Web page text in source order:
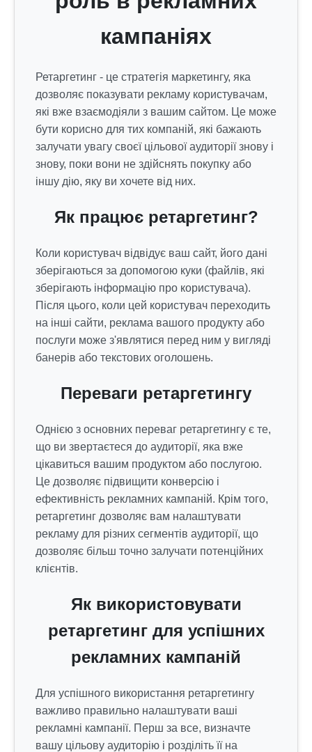
кампаніях
Ретаргетинг - це стратегія маркетингу, яка
дозволяє показувати рекламу користувачам,
які вже взаємодіяли з вашим сайтом. Це може
бути корисно для тих компаній, які бажають
залучати увагу своєї цільової аудиторії знову і
знову, поки вони не здійснять покупку або
іншу дію, яку ви хочете від них.
Як працює ретаргетинг?
Коли користувач відвідує ваш сайт, його дані
зберігаються за допомогою куки (файлів, які
зберігають інформацію про користувача).
Після цього, коли цей користувач переходить
на інші сайти, реклама вашого продукту або
послуги може з'являтися перед ним у вигляді
банерів або текстових оголошень.
Переваги ретаргетингу
Однією з основних переваг ретаргетингу є те,
що ви звертаєтеся до аудиторії, яка вже
цікавиться вашим продуктом або послугою.
Це дозволяє підвищити конверсію і
ефективність рекламних кампаній. Крім того,
ретаргетинг дозволяє вам налаштувати
рекламу для різних сегментів аудиторії, що
дозволяє більш точно залучати потенційних
клієнтів.
Як використовувати
ретаргетинг для успішних
рекламних кампаній
Для успішного використання ретаргетингу
важливо правильно налаштувати ваші
рекламні кампанії. Перш за все, визначте
вашу цільову аудиторію і розділіть її на